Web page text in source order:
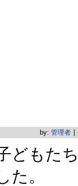
by: 管理者
どもた
た。